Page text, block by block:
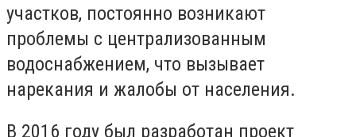
участков, постоянно возникают
проблемы с централизованным
водоснабжением, что вызывает
нарекания и жалобы от населения.
В 2016 году был разработан проект